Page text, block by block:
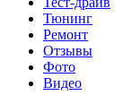
Тюнинг
Ремонт
Отзывы
Фото
Видео